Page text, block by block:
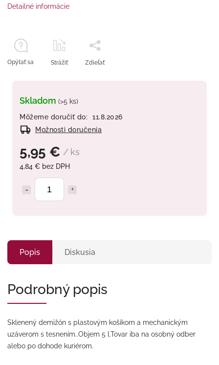
5,95 € / ks
4,84 € bez DPH
Skladom (>5 ks)
Môžeme doručiť do:
11.8.2026
Možnosti doručenia
Detailné informácie
Opýtať sa Strážiť Zdieľať
Popis Diskusia
Podrobný popis
Sklenený demižón s plastovým košíkom a mechanickým
uzáverom s tesnením..Objem 5 l.Tovar iba na osobný odber
alebo po dohode kuriérom.